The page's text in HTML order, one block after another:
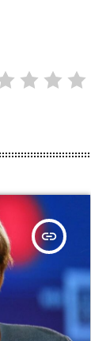
insert_link